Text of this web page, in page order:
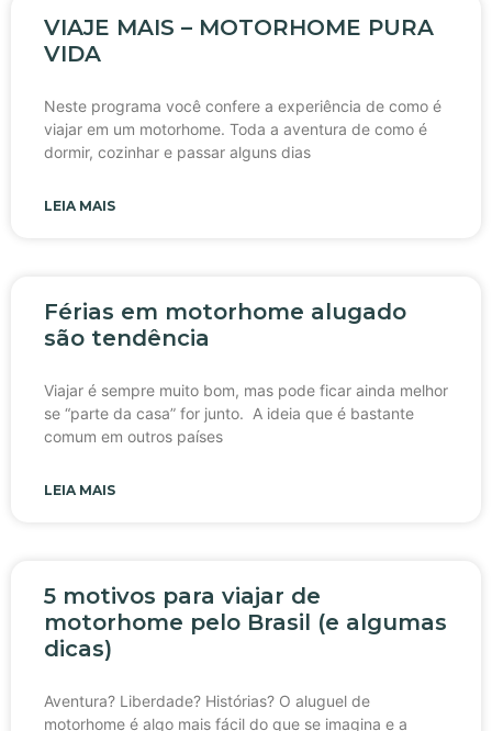
VIAJE MAIS – MOTORHOME PURA
VIDA
Neste programa você confere a experiência de como é
viajar em um motorhome. Toda a aventura de como é
dormir, cozinhar e passar alguns dias
LEIA MAIS
Férias em motorhome alugado
são tendência
Viajar é sempre muito bom, mas pode ficar ainda melhor
se “parte da casa” for junto. A ideia que é bastante
comum em outros países
LEIA MAIS
5 motivos para viajar de
motorhome pelo Brasil (e algumas
dicas)
Aventura? Liberdade? Histórias? O aluguel de
motorhome é algo mais fácil do que se imagina e a